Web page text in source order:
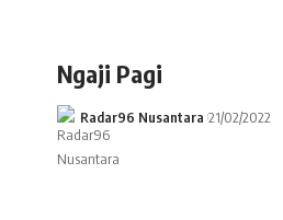
Ngaji Pagi
Radar96 Nusantara 21/02/2022